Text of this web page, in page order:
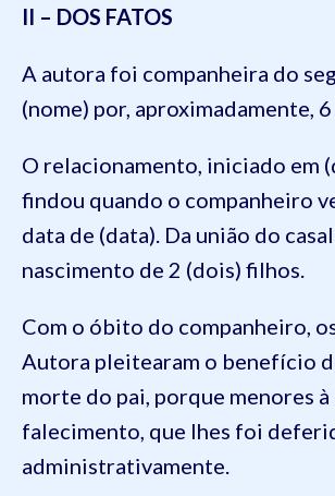
II – DOS FATOS
A autora foi companheira do
(nome) por, aproximadamente, 6
O relacionamento, iniciado em
findou quando o companheiro
data de (data). Da união do
nascimento de 2 (dois) filhos.
Com o óbito do companheiro,
Autora pleitearam o benefício
morte do pai, porque menores à
falecimento, que lhes foi
administrativamente.